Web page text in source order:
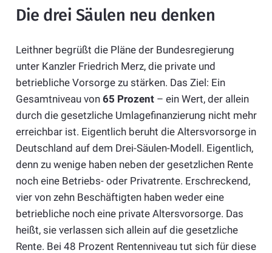
Die drei Säulen neu denken
Leithner begrüßt die Pläne der Bundesregierung
unter Kanzler Friedrich Merz, die private und
betriebliche Vorsorge zu stärken. Das Ziel: Ein
Gesamtniveau von 65 Prozent– ein Wert, der allein
durch die gesetzliche Umlagefinanzierung nicht mehr
erreichbar ist. Eigentlich beruht die Altersvorsorge in
Deutschland auf dem Drei-Säulen-Modell. Eigentlich,
denn zu wenige haben neben der gesetzlichen Rente
noch eine Betriebs- oder Privatrente. Erschreckend,
vier von zehn Beschäftigten haben weder eine
betriebliche noch eine private Altersvorsorge. Das
heißt, sie verlassen sich allein auf die gesetzliche
Rente. Bei 48 Prozent Rentenniveau tut sich für diese